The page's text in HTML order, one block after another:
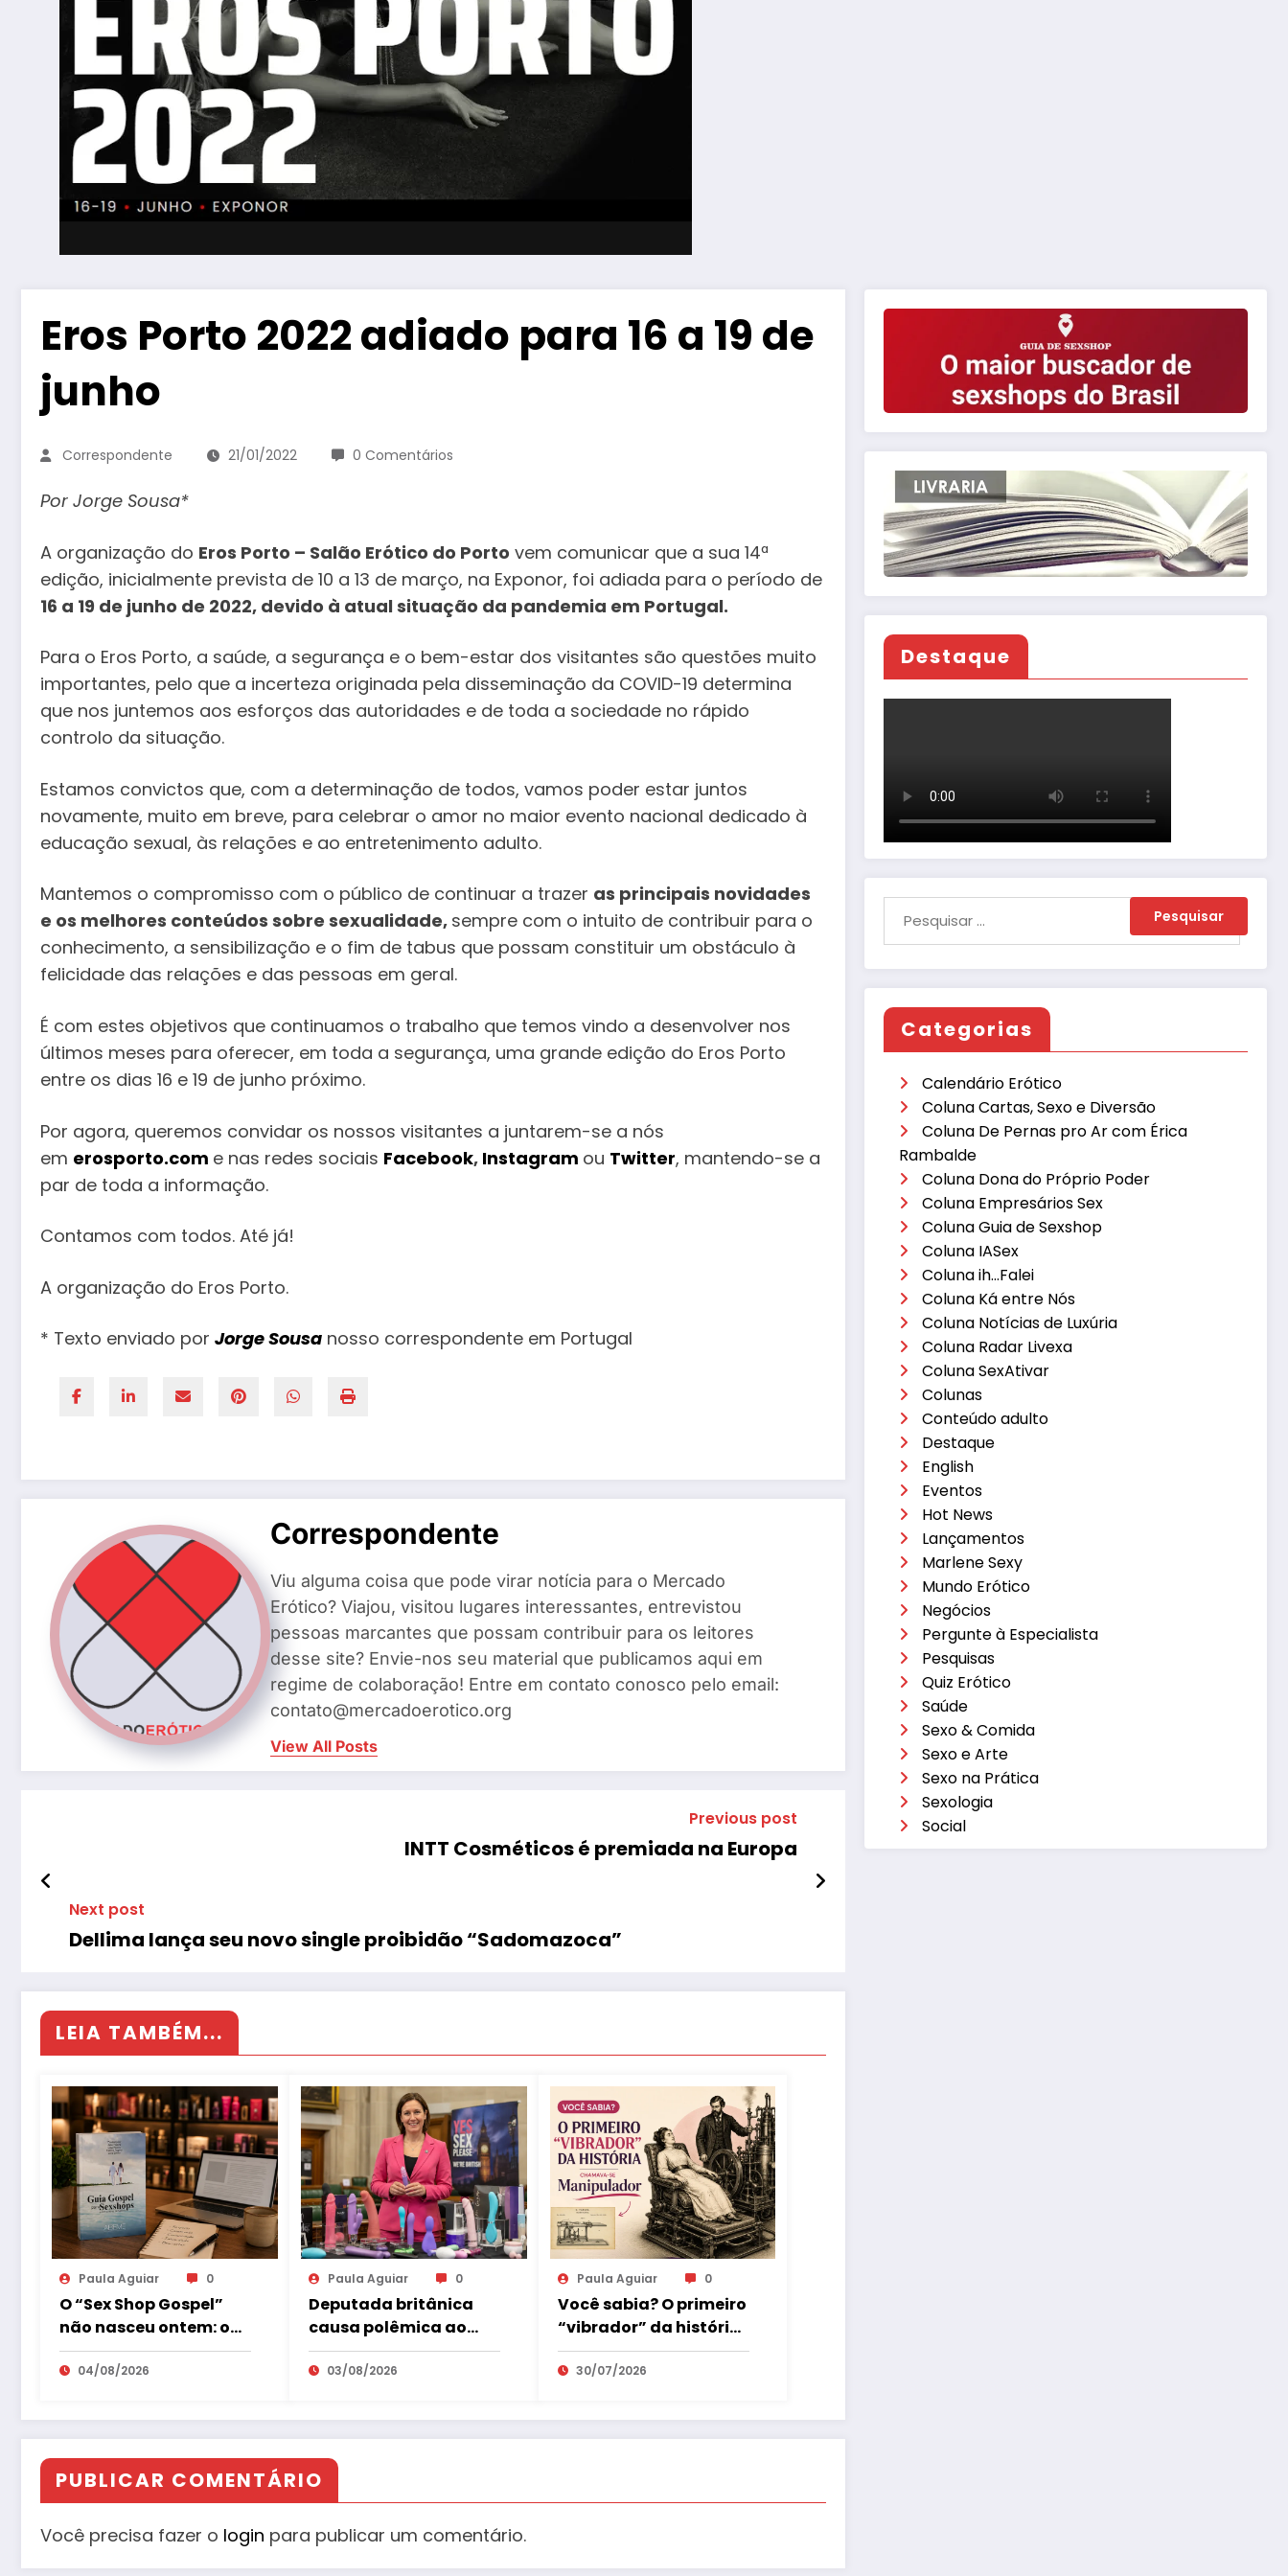
Eros Porto 2022 adiado para 16 a 19 de
junho
Correspondente 21/01/2022 0 Comentários
Por Jorge Sousa*
A organização do Eros Porto – Salão Erótico do Porto vem comunicar que a sua 14ª
edição, inicialmente prevista de 10 a 13 de março, na Exponor, foi adiada para o período de
16 a 19 de junho de 2022, devido à atual situação da pandemia em Portugal.
Para o Eros Porto, a saúde, a segurança e o bem-estar dos visitantes são questões muito
importantes, pelo que a incerteza originada pela disseminação da COVID-19 determina
que nos juntemos aos esforços das autoridades e de toda a sociedade no rápido
controlo da situação.
Estamos convictos que, com a determinação de todos, vamos poder estar juntos
novamente, muito em breve, para celebrar o amor no maior evento nacional dedicado à
educação sexual, às relações e ao entretenimento adulto.
Mantemos o compromisso com o público de continuar a trazer as principais novidades
e os melhores conteúdos sobre sexualidade, sempre com o intuito de contribuir para o
conhecimento, a sensibilização e o fim de tabus que possam constituir um obstáculo à
felicidade das relações e das pessoas em geral.
É com estes objetivos que continuamos o trabalho que temos vindo a desenvolver nos
últimos meses para oferecer, em toda a segurança, uma grande edição do Eros Porto
entre os dias 16 e 19 de junho próximo.
Por agora, queremos convidar os nossos visitantes a juntarem-se a nós
em erosporto.com e nas redes sociais Facebook, Instagram ou Twitter, mantendo-se a
par de toda a informação.
Contamos com todos. Até já!
A organização do Eros Porto.
* Texto enviado por Jorge Sousa nosso correspondente em Portugal
Correspondente
Viu alguma coisa que pode virar notícia para o Mercado
Erótico? Viajou, visitou lugares interessantes, entrevistou
pessoas marcantes que possam contribuir para os leitores
desse site? Envie-nos seu material que publicamos aqui em
regime de colaboração! Entre em contato conosco pelo email:
contato@mercadoerotico.org
View All Posts
Previous post
INTT Cosméticos é premiada na Europa
Next post
Dellima lança seu novo single proibidão “Sadomazoca”
LEIA TAMBÉM...
Paula Aguiar 0
O “Sex Shop Gospel”
não nasceu ontem: o
mercado erótico já
estuda esse
de uma década
04/08/2026
Paula Aguiar 0
Deputada britânica
causa polêmica ao
defender brinquedos
eróticos como parte
03/08/2026
Paula Aguiar 0
Você sabia? O primeiro
“vibrador” da história
chamava-se
Manipulador
30/07/2026
PUBLICAR COMENTÁRIO
Você precisa fazer o login para publicar um comentário.
Destaque
Categorias
Calendário Erótico
Coluna Cartas, Sexo e Diversão
Coluna De Pernas pro Ar com Érica
Rambalde
Coluna Dona do Próprio Poder
Coluna Empresários Sex
Coluna Guia de Sexshop
Coluna IASex
Coluna ih…Falei
Coluna Ká entre Nós
Coluna Notícias de Luxúria
Coluna Radar Livexa
Coluna SexAtivar
Colunas
Conteúdo adulto
Destaque
English
Eventos
Hot News
Lançamentos
Marlene Sexy
Mundo Erótico
Negócios
Pergunte à Especialista
Pesquisas
Quiz Erótico
Saúde
Sexo & Comida
Sexo e Arte
Sexo na Prática
Sexologia
Social